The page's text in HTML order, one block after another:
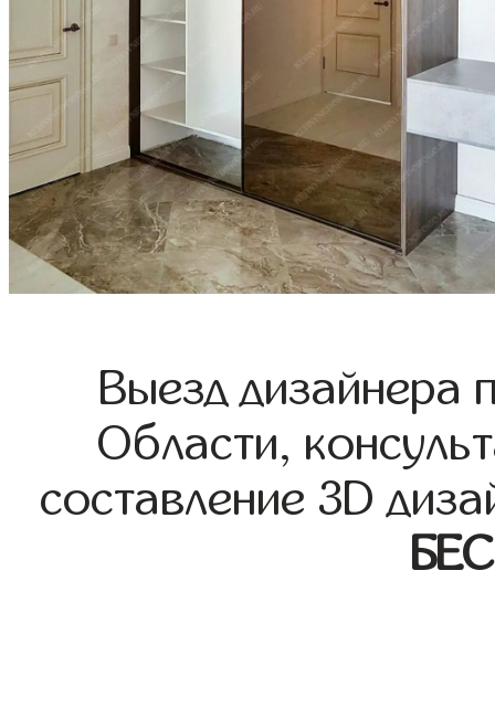
Выезд дизайнера
Области,
составление 3D